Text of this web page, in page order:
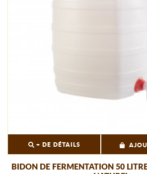
+ DE DÉTAILS
BIDON DE FERMENTATION 50